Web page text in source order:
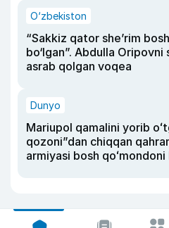
O‘zbekiston
“Sakkiz qator she’rim
bo‘lgan”. Abdulla
asrab qolgan voqea
Dunyo
Mariupol qamalini yorib
qozoni”dan chiqqan
armiyasi bosh